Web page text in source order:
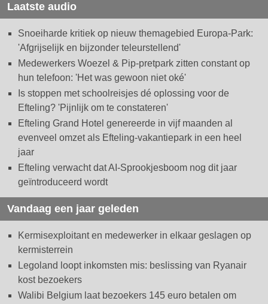
Laatste audio
Snoeiharde kritiek op nieuw themagebied Europa-Park:
'Afgrijselijk en bijzonder teleurstellend'
Medewerkers Woezel & Pip-pretpark zitten constant op
hun telefoon: 'Het was gewoon niet oké'
Is stoppen met schoolreisjes dé oplossing voor de
Efteling? 'Pijnlijk om te constateren'
Efteling Grand Hotel genereerde in vijf maanden al
evenveel omzet als Efteling-vakantiepark in een heel
jaar
Efteling verwacht dat AI-Sprookjesboom nog dit jaar
geïntroduceerd wordt
Vandaag een jaar geleden
Kermisexploitant en medewerker in elkaar geslagen op
kermisterrein
Legoland loopt inkomsten mis: beslissing van Ryanair
kost bezoekers
Walibi Belgium laat bezoekers 145 euro betalen om